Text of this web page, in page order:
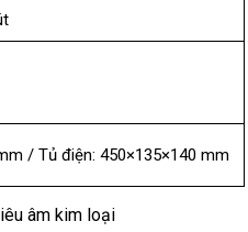
/ Tủ điện: 450×135×140 mm